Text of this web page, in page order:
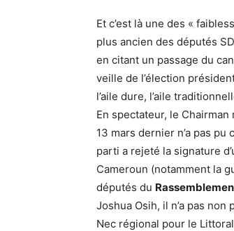
Et c’est là une des «
plus ancien des députés
en citant un passage du
veille de l’élection
l’aile dure, l’aile
En spectateur, le
13 mars dernier n’a pas
parti a rejeté la signature
Cameroun (notamment la
députés du
Joshua Osih, il n’a pas
Nec régional pour le